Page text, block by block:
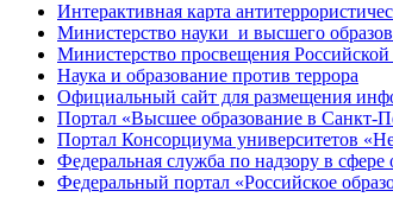
Интерактивная карта
Министерство науки и высшего
Министерство просвещения
Наука и образование против террора
Официальный сайт для размещения
Портал «Высшее образование в Санкт-
Портал Консорциума университетов
Федеральная служба по надзору в сфере
Федеральный портал «Российское